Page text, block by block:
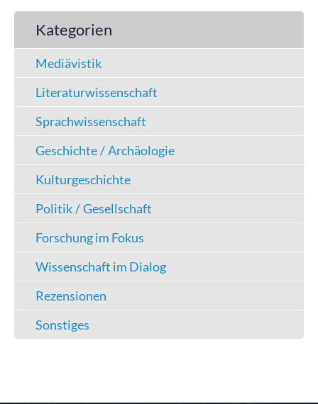
Kategorien
Mediävistik
Literaturwissenschaft
Sprachwissenschaft
Geschichte / Archäologie
Kulturgeschichte
Politik / Gesellschaft
Forschung im Fokus
Wissenschaft im Dialog
Rezensionen
Sonstiges